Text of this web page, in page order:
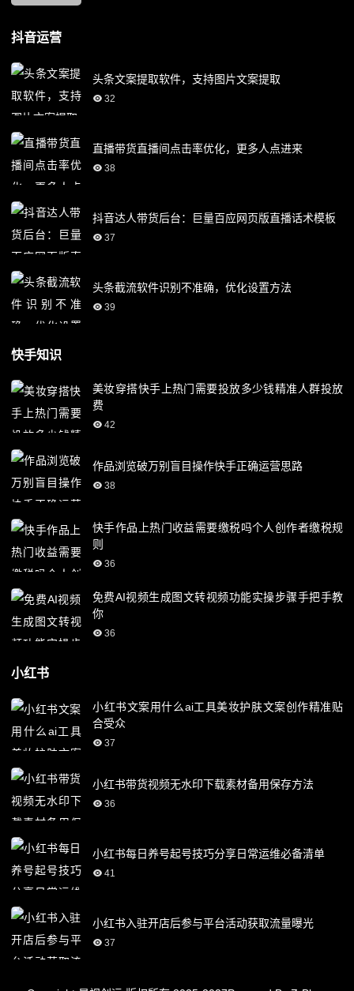
抖音运营
头条文案提取软件，支持图片文案提取
32
直播带货直播间点击率优化，更多人点进来
38
抖音达人带货后台：巨量百应网页版直播话术模板
37
头条截流软件识别不准确，优化设置方法
39
快手知识
美妆穿搭快手上热门需要投放多少钱精准人群投放
费
42
作品浏览破万别盲目操作快手正确运营思路
38
快手作品上热门收益需要缴税吗个人创作者缴税规
则
36
免费AI视频生成图文转视频功能实操步骤手把手教
你
36
小红书
小红书文案用什么ai工具美妆护肤文案创作精准贴
合受众
37
小红书带货视频无水印下载素材备用保存方法
36
小红书每日养号起号技巧分享日常运维必备清单
41
小红书入驻开店后参与平台活动获取流量曝光
37